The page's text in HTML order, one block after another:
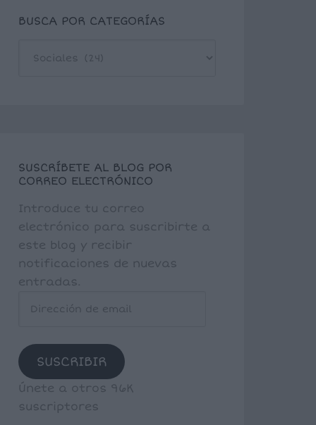
BUSCA POR CATEGORÍAS
SUSCRÍBETE AL BLOG POR
CORREO ELECTRÓNICO
Introduce tu correo
electrónico para suscribirte a
este blog y recibir
notificaciones de nuevas
entradas.
SUSCRIBIR
Únete a otros 96K
suscriptores